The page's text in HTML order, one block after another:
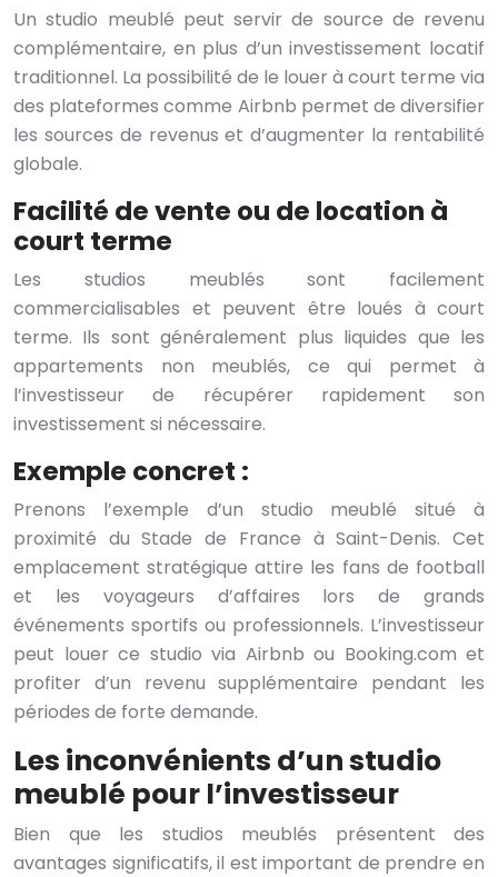
Un studio meublé peut servir de source de revenu
complémentaire, en plus d’un investissement locatif
traditionnel. La possibilité de le louer à court terme via
des plateformes comme Airbnb permet de diversifier
les sources de revenus et d’augmenter la rentabilité
globale.
Facilité de vente ou de location à
court terme
Les studios meublés sont facilement
commercialisables et peuvent être loués à court
terme. Ils sont généralement plus liquides que les
appartements non meublés, ce qui permet à
l’investisseur de récupérer rapidement son
investissement si nécessaire.
Exemple concret :
Prenons l’exemple d’un studio meublé situé à
proximité du Stade de France à Saint-Denis. Cet
emplacement stratégique attire les fans de football
et les voyageurs d’affaires lors de grands
événements sportifs ou professionnels. L’investisseur
peut louer ce studio via Airbnb ou Booking.com et
profiter d’un revenu supplémentaire pendant les
périodes de forte demande.
Les inconvénients d’un studio
meublé pour l’investisseur
Bien que les studios meublés présentent des
avantages significatifs, il est important de prendre en